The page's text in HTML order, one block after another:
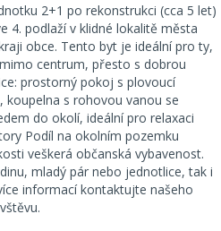
2+1 po rekonstrukci (cca 5 let)
4. podlaží v klidné lokalitě města
obce. Tento byt je ideální pro ty,
centrum, přesto s dobrou
prostorný pokoj s plovoucí
s rohovou vanou se
do okolí, ideální pro relaxaci
Podíl na okolním pozemku
veškerá občanská vybavenost.
mladý pár nebo jednotlice, tak i
informací kontaktujte našeho